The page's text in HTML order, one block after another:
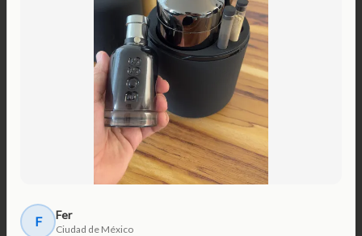
F Fer
Ciudad de México